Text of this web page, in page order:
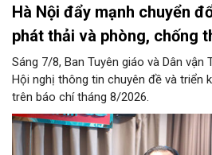
Hà Nội đẩy mạnh chuyển
phát thải và phòng, chống
Sáng 7/8, Ban Tuyên giáo và Dân
Hội nghị thông tin chuyên đề và triển
trên báo chí tháng 8/2026.